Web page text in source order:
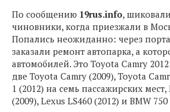
По сообщению 19rus.info,
чиновники, когда приезжали в
Попались неожиданно: через
заказали ремонт автопарка, а
автомобилей. Это Toyota Camry
две Toyota Camry (2009), Toyota
1 (2012) на семь пассажирских мест,
(2009), Lexus LS460 (2012) и BMW